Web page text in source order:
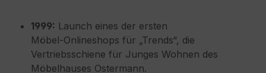
1999: Launch eines der ersten
Möbel‑Onlineshops für „Trends“, die
Vertriebsschiene für Junges Wohnen des
Möbelhauses Ostermann.